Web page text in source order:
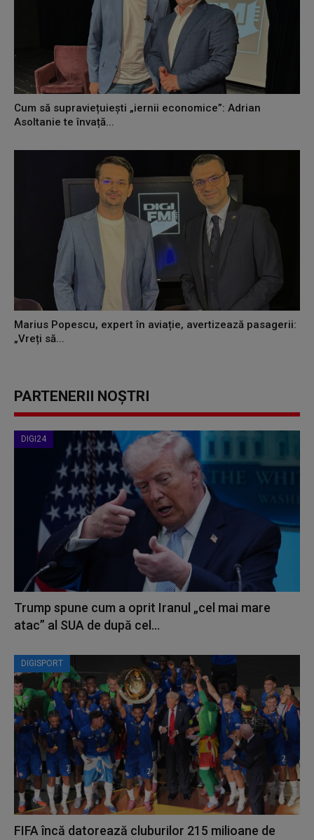
Cum să supraviețuiești „iernii economice”: Adrian
Asoltanie te învață...
Marius Popescu, expert în aviație, avertizează pasagerii:
„Vreți să...
PARTENERII NOȘTRI
DIGI24
Trump spune cum a oprit Iranul „cel mai mare
atac” al SUA de după cel...
DIGISPORT
FIFA încă datorează cluburilor 215 milioane de